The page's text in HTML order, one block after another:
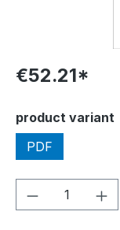
€52.21*
Select
product variant
PDF
Product